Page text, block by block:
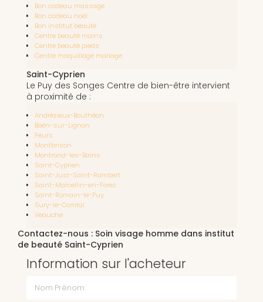
Bon cadeau massage
Bon cadeau noël
Bon institut beauté
Centre beauté mains
Centre beauté pieds
Centre maquillage mariage
Saint-Cyprien
Le Puy des Songes Centre de bien-être intervient
à proximité de :
Andrézieux-Bouthéon
Boën-sur-Lignon
Feurs
Montbrison
Montrond-les-Bains
Saint-Cyprien
Saint-Just-Saint-Rambert
Saint-Marcellin-en-Forez
Saint-Romain-le-Puy
Sury-le-Comtal
Veauche
Contactez-nous : Soin visage homme dans institut
de beauté Saint-Cyprien
Information sur l'acheteur